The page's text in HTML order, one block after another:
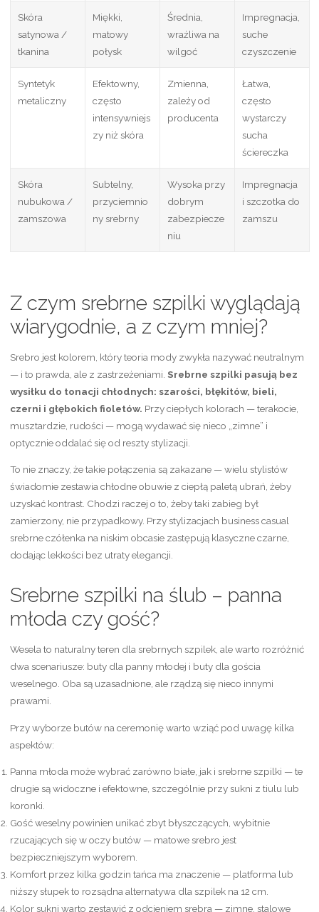
Skóra
satynowa /
tkanina
Miękki,
matowy
połysk
Średnia,
wrażliwa na
wilgoć
Impregnacja,
suche
czyszczenie
Syntetyk
metaliczny
Efektowny,
często
intensywniejs
zy niż skóra
Zmienna,
zależy od
producenta
Łatwa,
często
wystarczy
sucha
ściereczka
Skóra
nubukowa /
zamszowa
Subtelny,
przyciemnio
ny srebrny
Wysoka przy
dobrym
zabezpiecze
niu
Impregnacja
i szczotka do
zamszu
Z czym srebrne szpilki wyglądają
wiarygodnie, a z czym mniej?
Srebro jest kolorem, który teoria mody zwykła nazywać neutralnym
— i to prawda, ale z zastrzeżeniami. Srebrne szpilki pasują bez
wysiłku do tonacji chłodnych: szarości, błękitów, bieli,
czerni i głębokich fioletów. Przy ciepłych kolorach — terakocie,
musztardzie, rudości — mogą wydawać się nieco „zimne” i
optycznie oddalać się od reszty stylizacji.
To nie znaczy, że takie połączenia są zakazane — wielu stylistów
świadomie zestawia chłodne obuwie z ciepłą paletą ubrań, żeby
uzyskać kontrast. Chodzi raczej o to, żeby taki zabieg był
zamierzony, nie przypadkowy. Przy stylizacjach business casual
srebrne czółenka na niskim obcasie zastępują klasyczne czarne,
dodając lekkości bez utraty elegancji.
Srebrne szpilki na ślub – panna
młoda czy gość?
Wesela to naturalny teren dla srebrnych szpilek, ale warto rozróżnić
dwa scenariusze: buty dla panny młodej i buty dla gościa
weselnego. Oba są uzasadnione, ale rządzą się nieco innymi
prawami.
Przy wyborze butów na ceremonię warto wziąć pod uwagę kilka
aspektów:
Panna młoda może wybrać zarówno białe, jak i srebrne szpilki — te
drugie są widoczne i efektowne, szczególnie przy sukni z tiulu lub
koronki.
Gość weselny powinien unikać zbyt błyszczących, wybitnie
rzucających się w oczy butów — matowe srebro jest
bezpieczniejszym wyborem.
Komfort przez kilka godzin tańca ma znaczenie — platforma lub
niższy słupek to rozsądna alternatywa dla szpilek na 12 cm.
Kolor sukni warto zestawić z odcieniem srebra — zimne, stalowe